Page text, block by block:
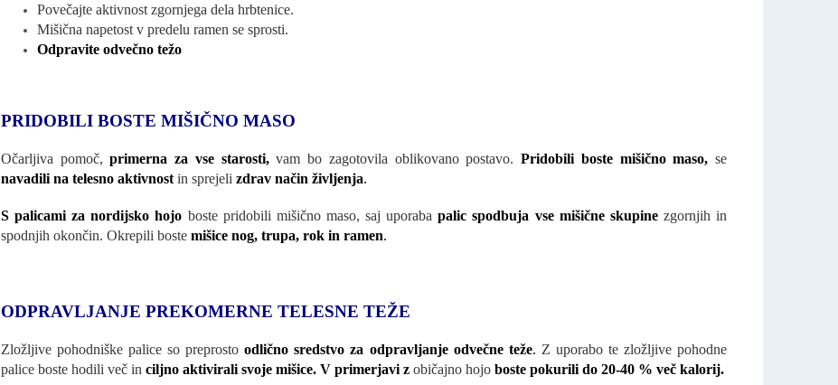
Povečajte aktivnost zgornjega dela hrbtenice.
Mišična napetost v predelu ramen se sprosti.
Odpravite odvečno težo
PRIDOBILI BOSTE MIŠIČNO MASO
Očarljiva pomoč,primerna za vse starosti,vam bo zagotovila oblikovano postavo.Pridobili boste mišično maso,se
navadili na telesno aktivnost in sprejeli zdrav način življenja.
S palicami za nordijsko hojo boste pridobili mišično maso, saj uporabapalic spodbuja vse mišične skupine zgornjih in
spodnjih okončin. Okrepili boste mišice nog, trupa, rok in ramen.
ODPRAVLJANJE PREKOMERNE TELESNE TEŽE
Zložljive pohodniške palice so preprostoodlično sredstvo za odpravljanje odvečne teže. Z uporabo te zložljive pohodne
palice boste hodili več in ciljno aktivirali svoje mišice. V primerjavi z običajno hojo boste pokurili do 20-40 % več kalorij.